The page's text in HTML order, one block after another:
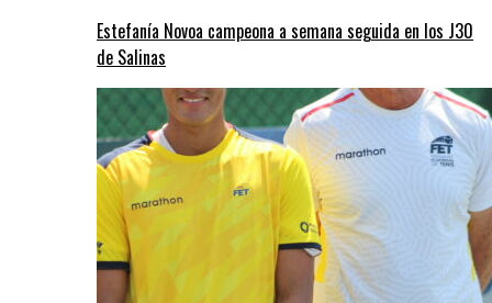
Estefanía Novoa campeona a semana seguida en los J30
de Salinas